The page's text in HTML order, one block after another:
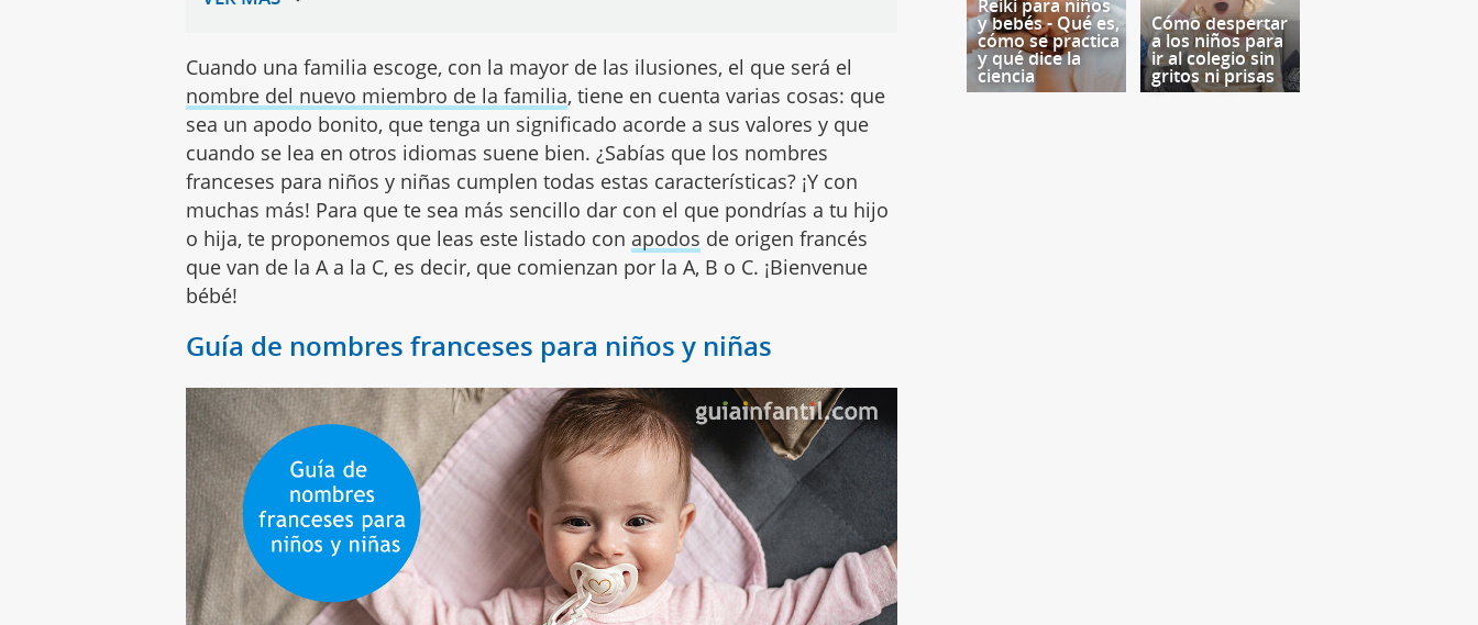
Cuando una familia escoge, con la mayor de las ilusiones, el que será el
nombre del nuevo miembro de la familia, tiene en cuenta varias cosas: que
sea un apodo bonito, que tenga un significado acorde a sus valores y que
cuando se lea en otros idiomas suene bien. ¿Sabías que los nombres
franceses para niños y niñas cumplen todas estas características? ¡Y con
muchas más! Para que te sea más sencillo dar con el que pondrías a tu hijo
o hija, te proponemos que leas este listado con apodos de origen francés
que van de la A a la C, es decir, que comienzan por la A, B o C. ¡Bienvenue
bébé!
Guía de nombres franceses para niños y niñas
Reiki para niños
y bebés - Qué es,
cómo se practica
y qué dice la
ciencia
Cómo despertar
a los niños para
ir al colegio sin
gritos ni prisas